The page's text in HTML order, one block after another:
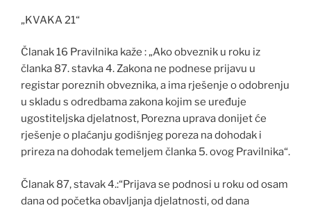
„KVAKA 21“
Članak 16 Pravilnika kaže : „Ako obveznik u roku iz
članka 87. stavka 4. Zakona ne podnese prijavu u
registar poreznih obveznika, a ima rješenje o odobrenju
u skladu s odredbama zakona kojim se uređuje
ugostiteljska djelatnost, Porezna uprava donijet će
rješenje o plaćanju godišnjeg poreza na dohodak i
prireza na dohodak temeljem članka 5. ovog Pravilnika“.
Članak 87, stavak 4.:“Prijava se podnosi u roku od osam
dana od početka obavljanja djelatnosti, od dana